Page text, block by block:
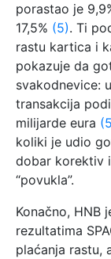
porastao je
17,5% (5). Ti
rastu kartica i
pokazuje da
svakodnevice:
transakcija
milijarde eura
koliki je udio
dobar korektiv
“povukla”.
Konačno, HNB
rezultatima
plaćanja rastu,